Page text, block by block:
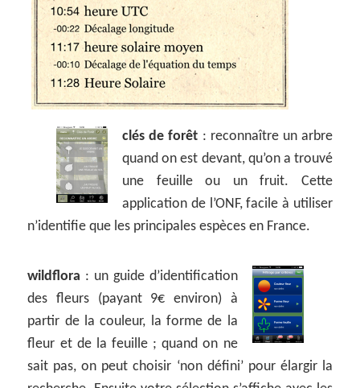
clés de forêt : reconnaître un arbre
quand on est devant, qu’on a trouvé
une feuille ou un fruit. Cette
application de l’ONF, facile à utiliser
n’identifie que les principales espèces en France.
wildflora : un guide d’identification
des fleurs (payant 9€ environ) à
partir de la couleur, la forme de la
fleur et de la feuille ; quand on ne
sait pas, on peut choisir ‘non défini’ pour élargir la